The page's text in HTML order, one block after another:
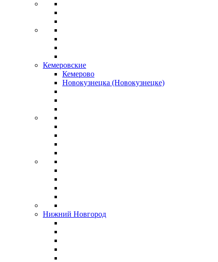
Кемеровские
Кемерово
Новокузнецка (Новокузнецке)
Нижний Новгород